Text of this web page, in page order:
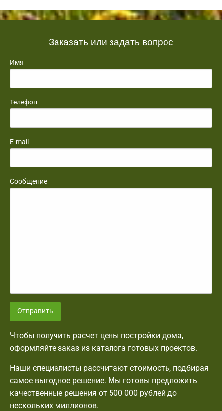
Заказать или задать вопрос
Имя
Телефон
E-mail
Сообщение
Отправить
Чтобы получить расчет цены постройки дома,
оформляйте заказ из каталога готовых проектов.
Наши специалисты рассчитают стоимость, подбирая
самое выгодное решение. Мы готовы предложить
качественные решения от 500 000 рублей до
нескольких миллионов.